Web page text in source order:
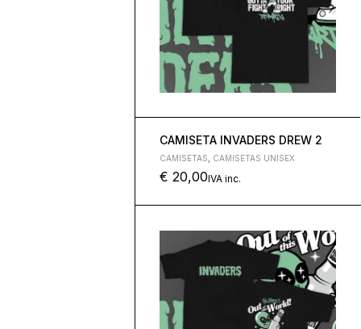
CAMISETA INVADERS DREW 2
CAMISETAS CAMISETAS UNISEX
€ 20,00IVA inc.